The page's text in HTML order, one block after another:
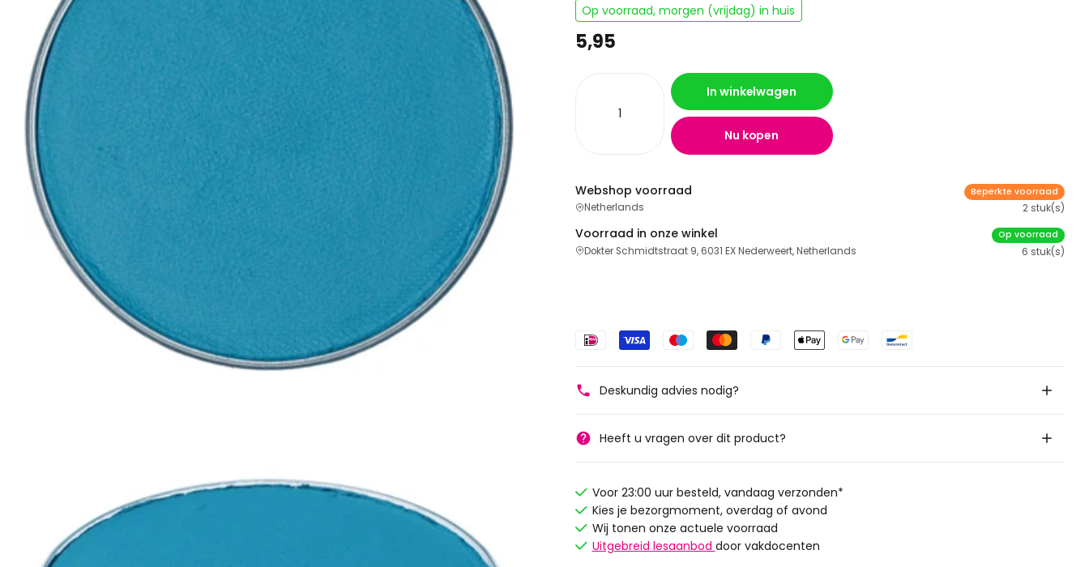
Op voorraad, morgen (vrijdag) in huis
5,95
In winkelwagen
Nu kopen
Webshop voorraad
Netherlands
Beperkte voorraad
2 stuk(s)
Voorraad in onze winkel
Dokter Schmidtstraat 9, 6031 EX Nederweert, Netherlands
Op voorraad
6 stuk(s)
Deskundig advies nodig?
Heeft u vragen over dit product?
Voor 23:00 uur besteld, vandaag verzonden*
Kies je bezorgmoment, overdag of avond
Wij tonen onze actuele voorraad
Uitgebreid lesaanbod door vakdocenten